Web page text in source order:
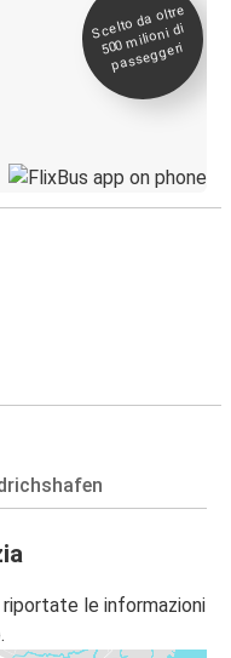
Scelto da oltre
500
milioni di
passeggeri
le informazioni